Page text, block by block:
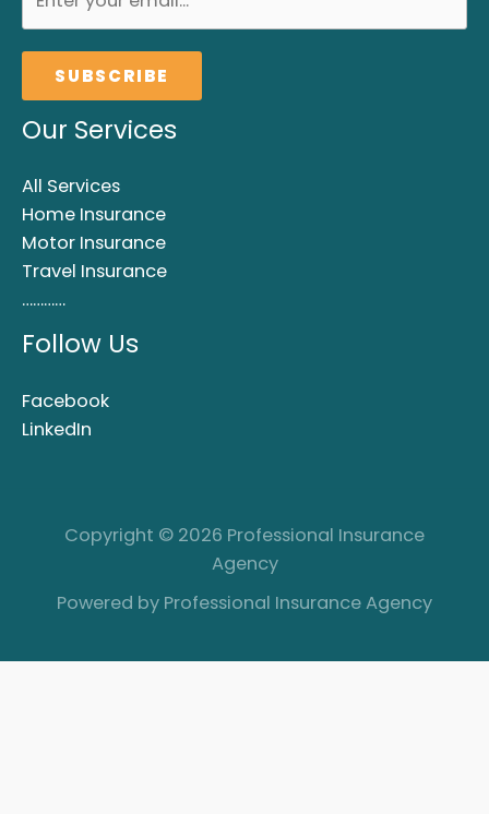
SUBSCRIBE
Our Services
All Services
Home Insurance
Motor Insurance
Travel Insurance
…………
Follow Us
Facebook
LinkedIn
Copyright © 2026 Professional Insurance
Agency
Powered by Professional Insurance Agency